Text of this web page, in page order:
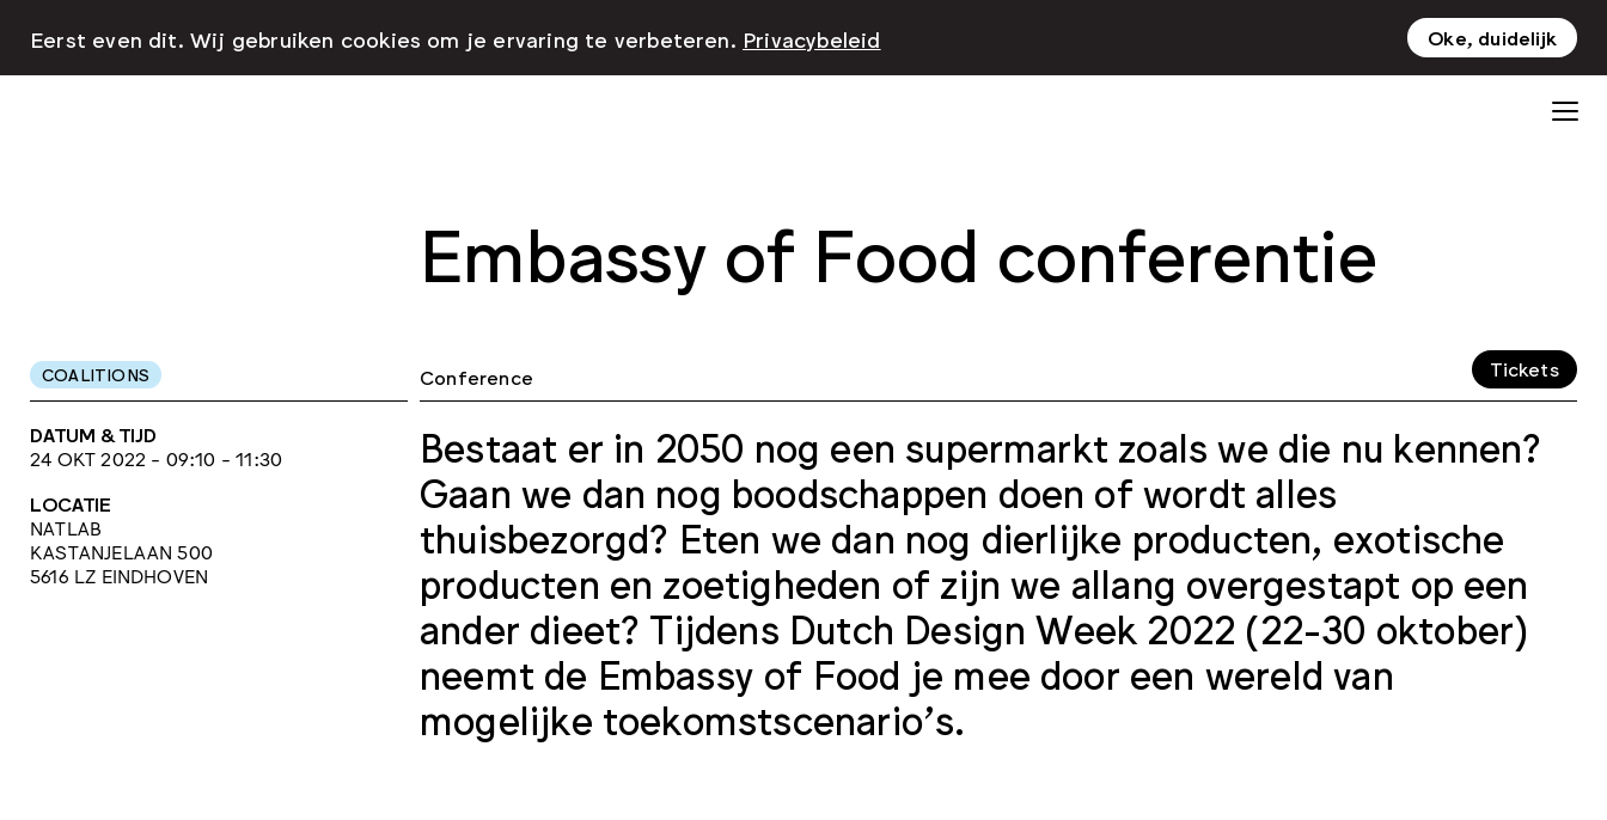
NL EN
Embassy of Food conferentie
COALITIONS
DATUM & TIJD
24 OKT 2022 - 09:10 - 11:30
LOCATIE
NATLAB
KASTANJELAAN 500
5616 LZ EINDHOVEN
Conference Tickets
Bestaat er in 2050 nog een supermarkt zoals we die nu kennen?
Gaan we dan nog boodschappen doen of wordt alles
thuisbezorgd? Eten we dan nog dierlijke producten, exotische
producten en zoetigheden of zijn we allang overgestapt op een
ander dieet? Tijdens Dutch Design Week 2022 (22-30 oktober)
neemt de Embassy of Food je mee door een wereld van
mogelijke toekomstscenario’s.
Eerst even dit. Wij gebruiken cookies om je ervaring te verbeteren. Privacybeleid Oke, duidelijk